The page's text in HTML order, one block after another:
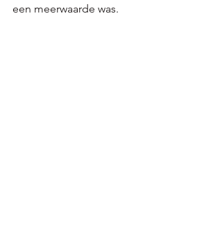
een meerwaarde was.